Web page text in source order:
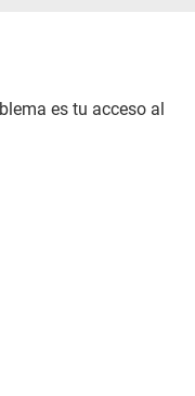
es tu acceso al